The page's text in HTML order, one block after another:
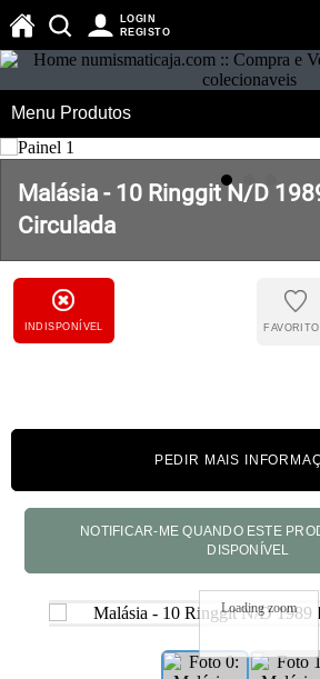
LOGIN
REGISTO
Menu Produtos
Malásia - 10 Ringgit N/D
Circulada
INDISPONÍVEL
PEDIR MAIS
Loading zoom